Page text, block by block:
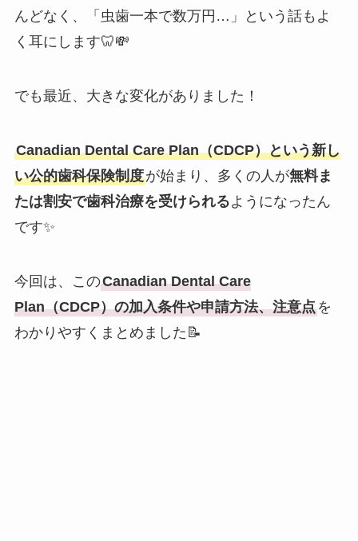
んどなく、「虫歯一本で数万円…」という話もよ
く耳にします🦷💸
でも最近、大きな変化がありました！
Canadian Dental Care Plan（CDCP）という新し
い公的歯科保険制度が始まり、多くの人が無料ま
たは割安で歯科治療を受けられるようになったん
です✨
今回は、このCanadian Dental Care
Plan（CDCP）の加入条件や申請方法、注意点を
わかりやすくまとめました📝